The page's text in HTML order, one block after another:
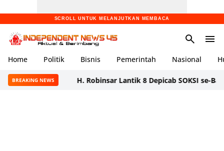
SCROLL UNTUK MELANJUTKAN MEMBACA
Home Politik Bisnis Pemerintah Nasional
BREAKING NEWSH. Robinsar Lantik 8 Depicab SOKSI se-Banten,